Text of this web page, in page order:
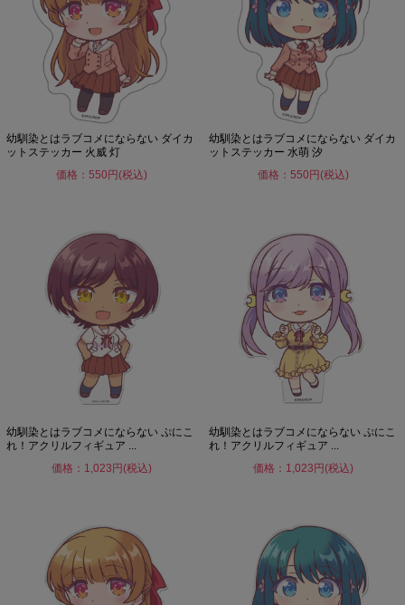
幼馴染とはラブコメにならない ダイカ
ットステッカー 火威 灯
価格：550円(税込)
幼馴染とはラブコメにならない ダイカ
ットステッカー 水萌 汐
価格：550円(税込)
幼馴染とはラブコメにならない ぷにこ
れ！アクリルフィギュア ...
価格：1,023円(税込)
幼馴染とはラブコメにならない ぷにこ
れ！アクリルフィギュア ...
価格：1,023円(税込)